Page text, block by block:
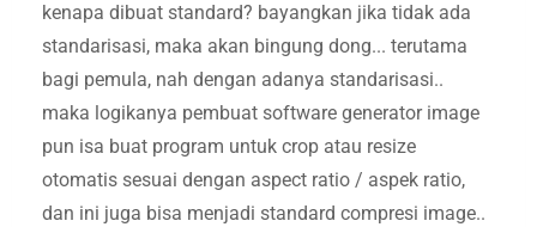
kenapa dibuat standard? bayangkan jika tidak ada
standarisasi, maka akan bingung dong... terutama
bagi pemula, nah dengan adanya standarisasi..
maka logikanya pembuat software generator image
pun isa buat program untuk crop atau resize
otomatis sesuai dengan aspect ratio / aspek ratio,
dan ini juga bisa menjadi standard compresi image..